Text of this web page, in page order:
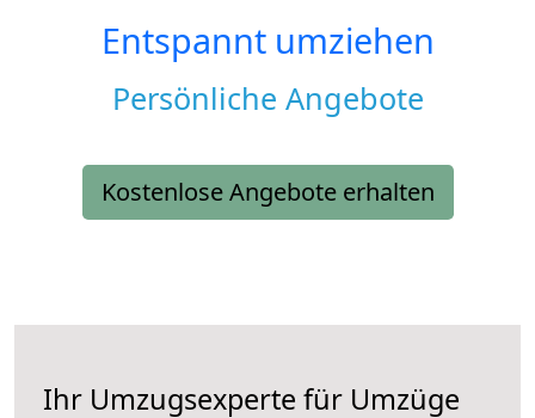
Entspannt umziehen
Persönliche Angebote
Kostenlose Angebote erhalten
Ihr Umzugsexperte für Umzüge